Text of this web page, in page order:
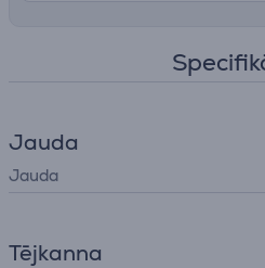
Jauda
Jauda
Tējkanna